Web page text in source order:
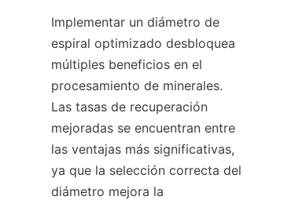
Implementar un diámetro de
espiral optimizado desbloquea
múltiples beneficios en el
procesamiento de minerales.
Las tasas de recuperación
mejoradas se encuentran entre
las ventajas más significativas,
ya que la selección correcta del
diámetro mejora la